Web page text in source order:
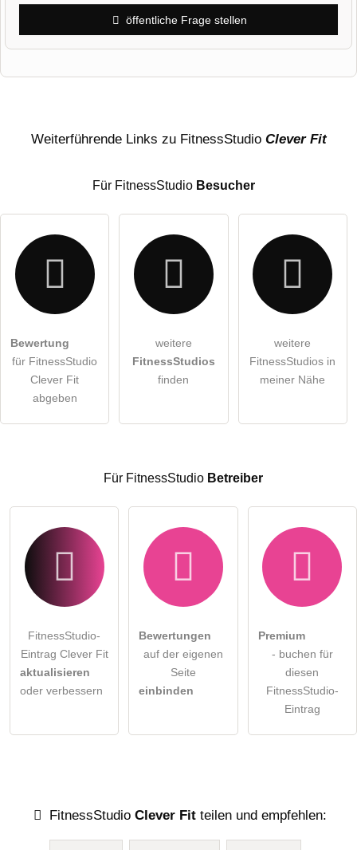
öffentliche Frage stellen
E-Mail-Adresse (wird nicht veröffentlicht)
Hiermit akzeptiere ich dieAGB
DieDatenschutzerklärung habe ich zur Kenntnis genommen.
Besucher sichtbar
Weiterführende Links zu FitnessStudio Clever Fit
Für FitnessStudio Besucher
Bewertung
für FitnessStudio
Clever Fit
abgeben
weitere
FitnessStudios
finden
weitere
FitnessStudios in
meiner Nähe
Für FitnessStudio Betreiber
FitnessStudio-
Eintrag Clever Fit
aktualisieren
oder verbessern
Bewertungen
auf der eigenen
Seite
einbinden
Premium
- buchen für
diesen
FitnessStudio-
Eintrag
FitnessStudio Clever Fitteilen und empfehlen: